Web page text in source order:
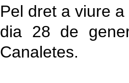
Pel dret a viure
dia 28 de
Canaletes.